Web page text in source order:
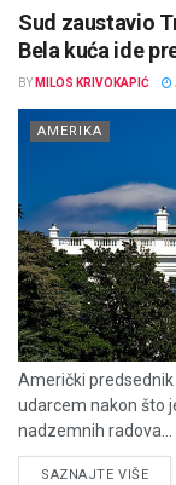
Sud zaustavio
Bela kuća ide
BY MILOS KRIVOKAPIĆ
AMERIKA
Američki
udarcem nakon što
nadzemnih radova...
SAZNAJTE VIŠE